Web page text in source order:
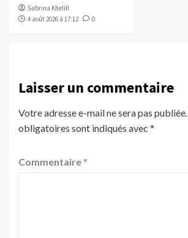
Sabrina Khelifi
4 août 2026 à 17:12
0
Laisser un commentaire
Votre adresse e-mail ne sera pas publiée.
obligatoires sont indiqués avec *
Commentaire *